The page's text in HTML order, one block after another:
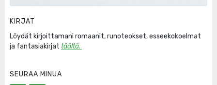
KIRJAT
Löydät kirjoittamani romaanit, runoteokset, esseekokoelmat
ja fantasiakirjat täältä.
SEURAA MINUA